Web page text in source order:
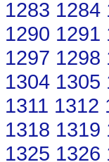
1283 1284
1290 1291
1297 1298
1304 1305
1311 1312
1318 1319
1325 1326